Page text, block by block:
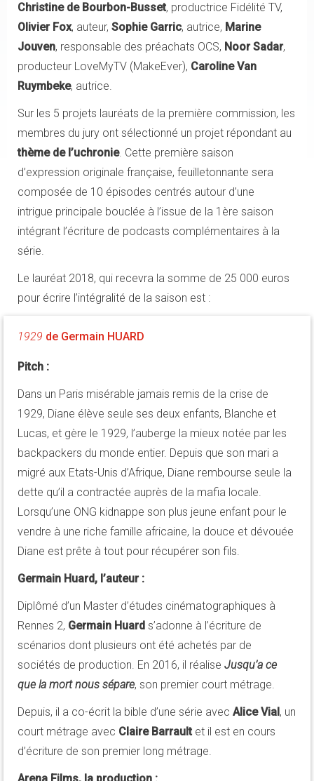
Christine de Bourbon-Busset, productrice Fidélité TV,
Olivier Fox, auteur, Sophie Garric, autrice, Marine
Jouven, responsable des préachats OCS, Noor Sadar,
producteur LoveMyTV (MakeEver), Caroline Van
Ruymbeke, autrice.
Sur les 5 projets lauréats de la première commission, les
membres du jury ont sélectionné un projet répondant au
thème de l’uchronie. Cette première saison
d’expression originale française, feuilletonnante sera
composée de 10 épisodes centrés autour d’une
intrigue principale bouclée à l’issue de la 1ère saison
intégrant l’écriture de podcasts complémentaires à la
série.
Le lauréat 2018, qui recevra la somme de 25 000 euros
pour écrire l’intégralité de la saison est :
1929 de Germain HUARD
Pitch :
Dans un Paris misérable jamais remis de la crise de
1929, Diane élève seule ses deux enfants, Blanche et
Lucas, et gère le 1929, l’auberge la mieux notée par les
backpackers du monde entier. Depuis que son mari a
migré aux Etats-Unis d’Afrique, Diane rembourse seule la
dette qu’il a contractée auprès de la mafia locale.
Lorsqu’une ONG kidnappe son plus jeune enfant pour le
vendre à une riche famille africaine, la douce et dévouée
Diane est prête à tout pour récupérer son fils.
Germain Huard, l’auteur :
Diplômé d’un Master d’études cinématographiques à
Rennes 2, Germain Huard s’adonne à l’écriture de
scénarios dont plusieurs ont été achetés par de
sociétés de production. En 2016, il réalise Jusqu’a ce
que la mort nous sépare, son premier court métrage.
Depuis, il a co-écrit la bible d’une série avec Alice Vial, un
court métrage avec Claire Barrault et il est en cours
d’écriture de son premier long métrage.